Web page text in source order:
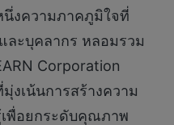
นึ่งความภาคภูมิใจที่
ะบุคลากร หลอมรวม
Corporation
งเน้นการสร้างความ
เพื่อยกระดับคุณภาพ